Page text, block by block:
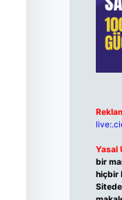
Yasal
bir
hiçbir
Sitede